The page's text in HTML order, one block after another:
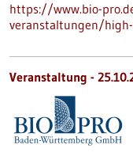
https://www.bio-
veranstaltungen/
Veranstaltung -